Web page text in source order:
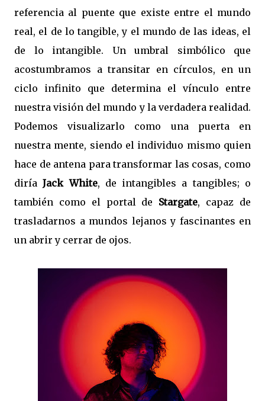
referencia al puente que existe entre el mundo
real, el de lo tangible, y el mundo de las ideas, el
de lo intangible. Un umbral simbólico que
acostumbramos a transitar en círculos, en un
ciclo infinito que determina el vínculo entre
nuestra visión del mundo y la verdadera realidad.
Podemos visualizarlo como una puerta en
nuestra mente, siendo el individuo mismo quien
hace de antena para transformar las cosas, como
diríaJack White, de intangibles a tangibles; o
también como el portal de Stargate, capaz de
trasladarnos a mundos lejanos y fascinantes en
un abrir y cerrar de ojos.